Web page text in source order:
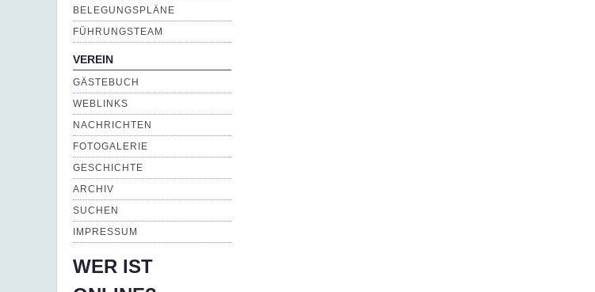
BELEGUNGSPLÄNE
FÜHRUNGSTEAM
VEREIN
GÄSTEBUCH
WEBLINKS
NACHRICHTEN
FOTOGALERIE
GESCHICHTE
ARCHIV
SUCHEN
IMPRESSUM
WER IST